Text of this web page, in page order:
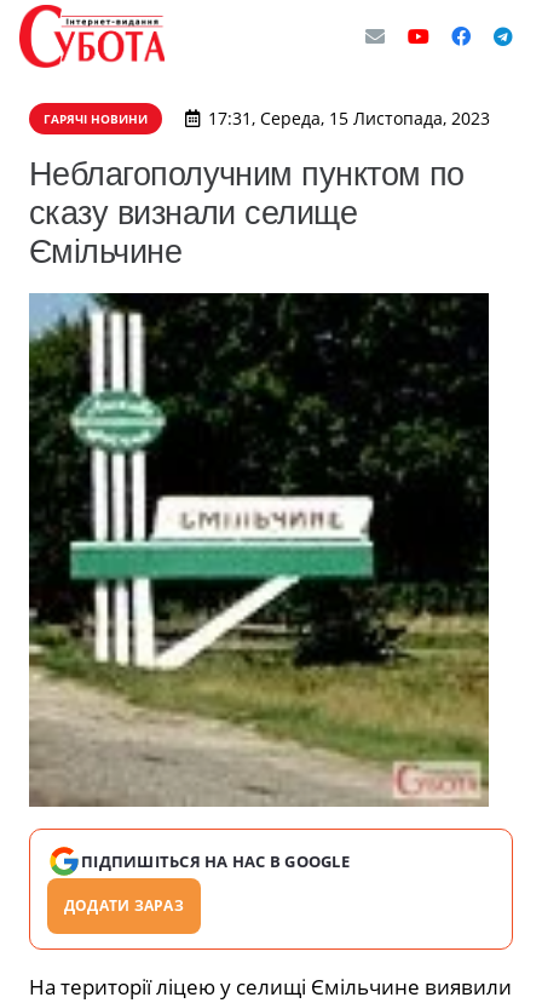
ГАРЯЧІ НОВИНИ 17:31, Середа, 15 Листопада, 2023
Неблагополучним пунктом по
сказу визнали селище
Ємільчине
ПІДПИШІТЬСЯ НА НАС В GOOGLE
ДОДАТИ ЗАРАЗ
На території ліцею у селищі Ємільчине виявили